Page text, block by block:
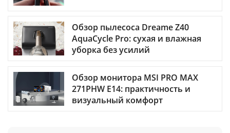
Обзор пылесоса Dreame Z40
AquaCycle Pro: сухая и влажная
уборка без усилий
Обзор монитора MSI PRO MAX
271PHW E14: практичность и
визуальный комфорт